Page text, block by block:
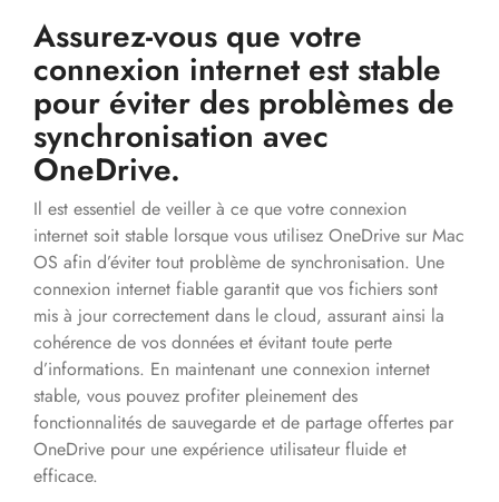
Assurez-vous que votre
connexion internet est stable
pour éviter des problèmes de
synchronisation avec
OneDrive.
Il est essentiel de veiller à ce que votre connexion
internet soit stable lorsque vous utilisez OneDrive sur Mac
OS afin d’éviter tout problème de synchronisation. Une
connexion internet fiable garantit que vos fichiers sont
mis à jour correctement dans le cloud, assurant ainsi la
cohérence de vos données et évitant toute perte
d’informations. En maintenant une connexion internet
stable, vous pouvez profiter pleinement des
fonctionnalités de sauvegarde et de partage offertes par
OneDrive pour une expérience utilisateur fluide et
efficace.